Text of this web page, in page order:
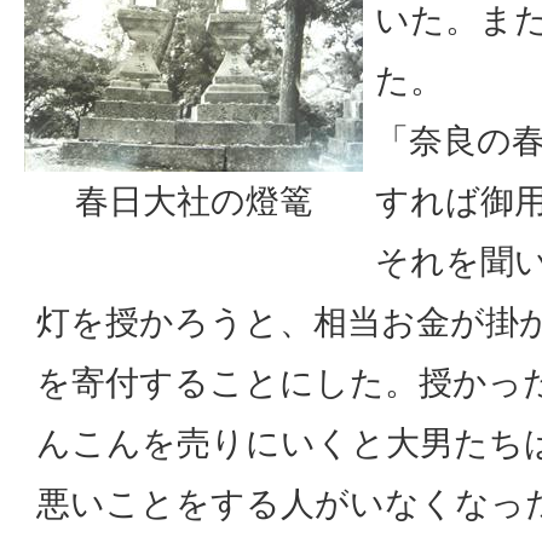
春日大社の燈篭
いた。ま
た。
「奈良の
すれば御
それを聞
灯を授かろうと、相当お金が掛
を寄付することにした。授かっ
んこんを売りにいくと大男たち
悪いことをする人がいなくなっ